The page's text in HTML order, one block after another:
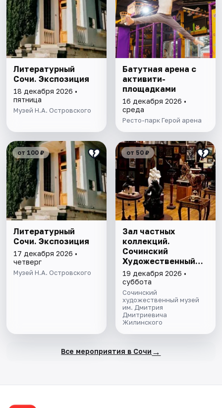
Литературный
Сочи. Экспозиция
18 декабря 2026 •
пятница
Музей Н.А. Островского
Батутная арена с
активити-
площадками
16 декабря 2026 •
среда
Ресто-парк Герой арена
от 100 ₽
Литературный
Сочи. Экспозиция
17 декабря 2026 •
четверг
Музей Н.А. Островского
от 50 ₽
Зал частных
коллекций.
Сочинский
Художественный
музей им. Д.Д.
Жилинского
19 декабря 2026 •
суббота
Сочинский
художественный музей
им. Дмитрия
Дмитриевича
Жилинского
Все мероприятия в Сочи →